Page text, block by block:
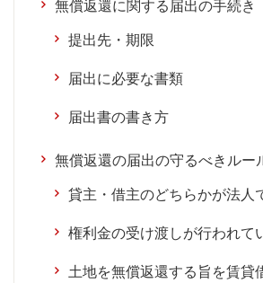
無償返還に関する届出の手続き
提出先・期限
届出に必要な書類
届出書の書き方
無償返還の届出の守るべきルー
貸主・借主のどちらかが法人
権利金の受け渡しが行われて
土地を無償返還する旨を賃貸